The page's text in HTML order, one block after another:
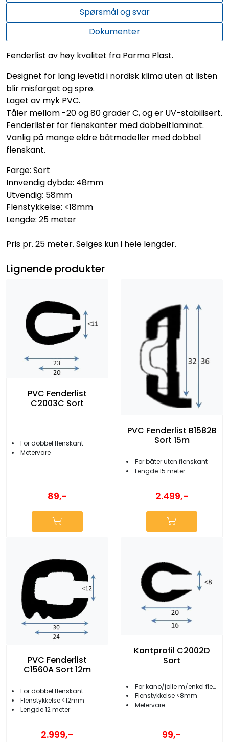
Spørsmål og svar
Dokumenter
Fenderlist av høy kvalitet fra Parma Plast.
Designet for lang levetid i nordisk klima uten at listen
blir misfarget og sprø.
Laget av myk PVC.
Tåler mellom -20 og 80 grader C, og er UV-stabilisert.
Fenderlister for flenskanter med dobbeltlaminat.
Vanlig på mange eldre båtmodeller med dobbel
flenskant.
Farge: Sort
Innvendig dybde: 48mm
Utvendig: 58mm
Flenstykkelse: <18mm
Lengde: 25 meter
Pris pr. 25 meter. Selges kun i hele lengder.
Lignende produkter
PVC Fenderlist
C2003C Sort
For dobbel flenskant
Metervare
89,-
PVC Fenderlist B1582B
Sort 15m
For båter uten flenskant
Lengde 15 meter
2.499,-
PVC Fenderlist
C1560A Sort 12m
For dobbel flenskant
Flenstykkelse <12mm
Lengde 12 meter
2.999,-
Kantprofil C2002D
Sort
For kano/jolle m/enkel flenskant
Flenstykkelse <8mm
Metervare
99,-